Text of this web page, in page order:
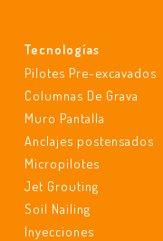
Tecnologías
Pilotes Pre-excavados
Columnas De Grava
Muro Pantalla
Anclajes postensados
Micropilotes
Jet Grouting
Soil Nailing
Inyecciones